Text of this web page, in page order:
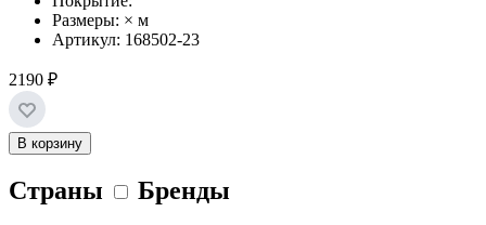
Размеры: × м
Артикул: 168502-23
2190 ₽
В корзину
Страны Бренды